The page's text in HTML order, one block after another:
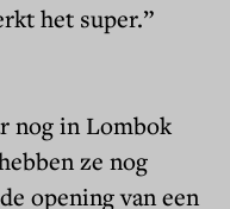
het super.”
nog in Lombok
ze nog
opening van een